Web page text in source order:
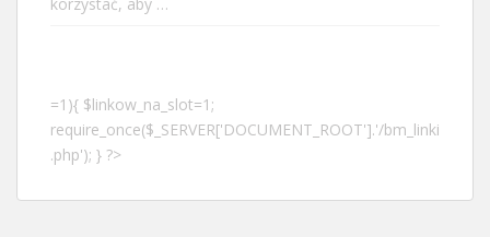
=1){ $linkow_na_slot=1;
require_once($_SERVER['DOCUMENT_ROOT'].'/bm_linki
.php'); } ?>